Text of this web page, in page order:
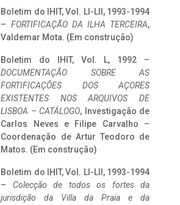
Boletim do IHIT, Vol. LI-LII, 1993-1994
– FORTIFICAÇÃO DA ILHA TERCEIRA,
Valdemar Mota. (Em construção)
Boletim do IHIT, Vol. L, 1992 –
DOCUMENTAÇÃO SOBRE AS
FORTIFICAÇÕES DOS AÇORES
EXISTENTES NOS ARQUIVOS DE
LISBOA – CATÁLOGO, Investigação de
Carlos Neves e Filipe Carvalho –
Coordenação de Artur Teodoro de
Matos. (Em construção)
Boletim do IHIT, Vol. LI-LII, 1993-1994
– Colecção de todos os fortes da
jurisdição da Villa da Praia e da